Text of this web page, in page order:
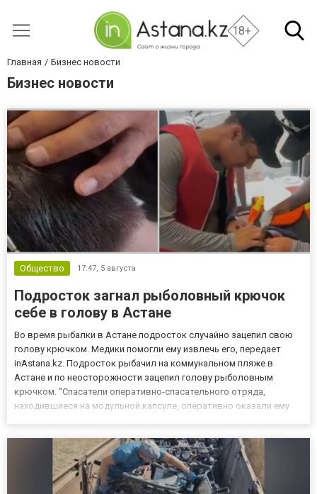
18+
Главная Бизнес новости
Бизнес новости
Общество 17:47, 5 августа
Подросток загнал рыболовный крючок
себе в голову в Астане
Во время рыбалки в Астане подросток случайно зацепил свою
голову крючком. Медики помогли ему извлечь его, передает
inAstana.kz. Подросток рыбачил на коммунальном пляже в
Астане и по неосторожности зацепил голову рыболовным
крючком. “Спасатели оперативно-спасательного отряда,
находившиеся на модульной капсуле, оперативно оказали ему
безопасно извлечен и...